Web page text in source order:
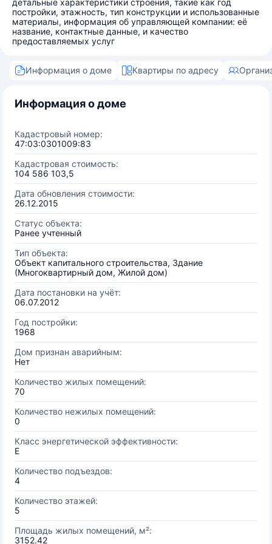
детальные характеристики строения, такие как год
постройки, этажность, тип конструкции и использованные
материалы, информация об управляющей компании: её
название, контактные данные, и качество
предоставляемых услуг
Информация о доме Квартиры по адресу
Информация о доме
Кадастровый номер:
47:03:0301009:83
Кадастровая стоимость:
104 586 103,5
Дата обновления стоимости:
26.12.2015
Статус объекта:
Ранее учтенный
Тип объекта:
Объект капитального строительства, Здание
(Многоквартирный дом, Жилой дом)
Дата постановки на учёт:
06.07.2012
Год постройки:
1968
Дом признан аварийным:
Нет
Количество жилых помещений:
70
Количество нежилых помещений:
0
Класс энергетической эффективности:
E
Количество подъездов:
4
Количество этажей:
5
Площадь жилых помещений, м²:
3152.42